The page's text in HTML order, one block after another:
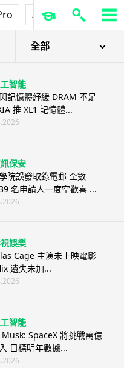
AirPods Pro 3
全部
智能
記憶體紓緩 DRAM 不足
推 XL1 記憶體...
保安
院誤發取錄電郵 全數
名申請人一度空歡喜 ...
娛樂
Cage 主演未上映電影
遺失未加...
智能
SpaceX 將挑戰萬億
目標明年數據...